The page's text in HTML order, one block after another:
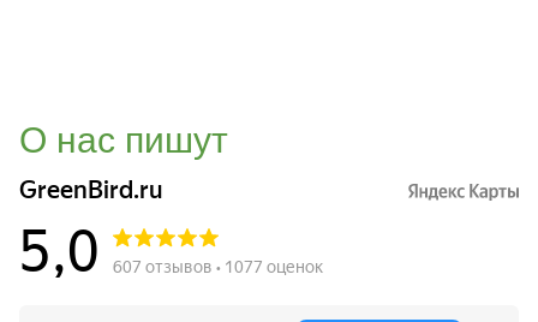
О нас пишут